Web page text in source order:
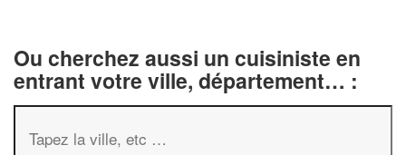
Ou cherchez aussi un cuisiniste en
entrant votre ville, département… :